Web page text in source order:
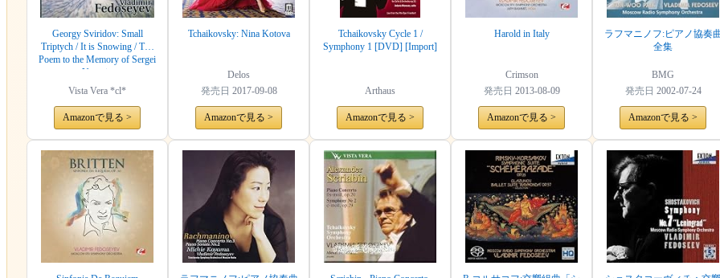
Georgy Sviridov: Small
Triptych / It is Snowing / The
Poem to the Memory of Sergei
Yesenin
Vista Vera *cl*
Amazonで見る >
Tchaikovsky: Nina Kotova
Delos
発売日 2017-09-08
Amazonで見る >
Tchaikovsky Cycle 1 /
Symphony 1 [DVD] [Import]
Arthaus
Amazonで見る >
Harold in Italy
Crimson
発売日 2013-08-09
Amazonで見る >
ラフマニノフ:ピアノ協奏
全集
BMG
発売日 2002-07-24
Amazonで見る >